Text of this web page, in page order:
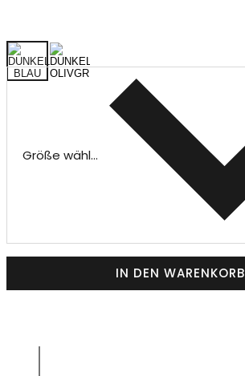
Größe wählen
IN DEN WARENKORB